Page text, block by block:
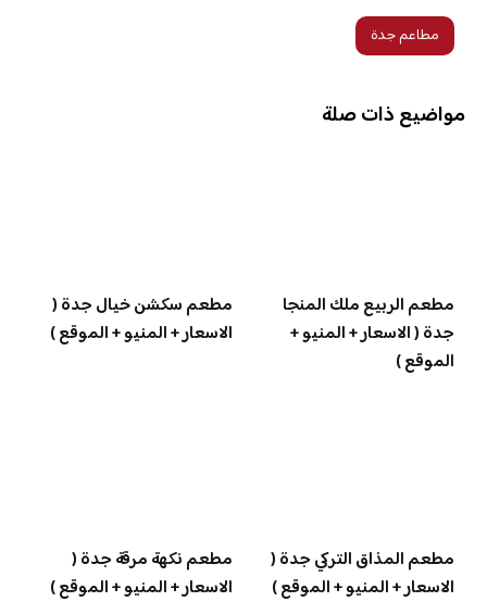
مطاعم جدة
مواضيع ذات صلة
مطعم الربيع ملك المنجا
جدة ( الاسعار + المنيو +
الموقع )
مطعم سكشن خيال جدة (
الاسعار + المنيو + الموقع )
مطعم المذاق التركي جدة (
الاسعار + المنيو + الموقع )
مطعم نكهة مرقة جدة (
الاسعار + المنيو + الموقع )